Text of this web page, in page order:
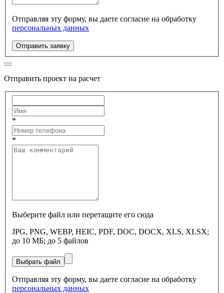
Отправляя эту форму, вы даете согласие на обработку
персональных данных
Отправить заявку
Отправить проект на расчет
*
*
Выберите файл или перетащите его сюда
JPG, PNG, WEBP, HEIC, PDF, DOC, DOCX, XLS, XLSX;
до 10 МБ; до 5 файлов
Выбрать файл
Отправляя эту форму, вы даете согласие на обработку
персональных данных